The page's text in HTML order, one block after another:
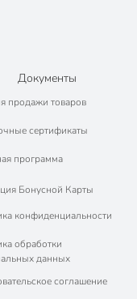
Документы
продажи товаров
сертификаты
программа
Бонусной Карты
конфиденциальности
обработки
данных
соглашение